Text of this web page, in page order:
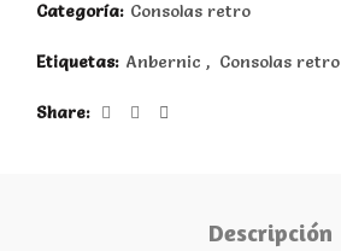
Categoría: Consolas retro
Etiquetas: Anbernic , Consolas retro
Share
Descripción